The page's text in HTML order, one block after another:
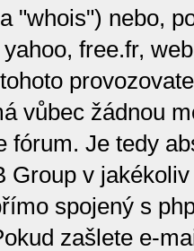
"whois") nebo,
free.fr,
vůbec žádnou
fórum. Je tedy
Group v
spojený s
zašlete e-